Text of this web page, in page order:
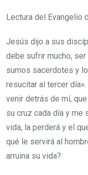
Lectura del Evangelio
Jesús dijo a sus
debe sufrir mucho,
sumos sacerdotes y
resucitar al tercer día».
venir detrás de mí,
su cruz cada día y me
vida, la perderá y el
qué le servirá al
arruina su vida?